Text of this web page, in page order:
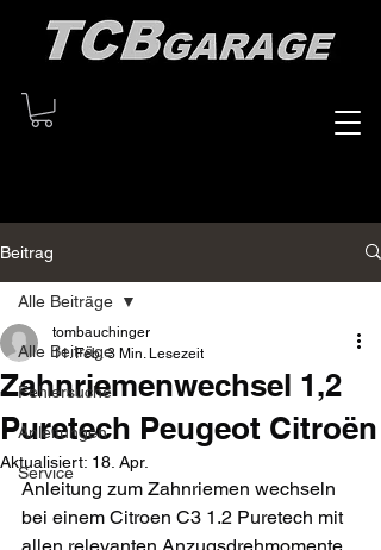
Beitrag
Alle Beiträge
Fehlersuche
Anleitungen
Service
Alle Beiträge
Zahnriemenwechsel 1,2
Puretech Peugeot Citroën
tombauchinger
11. Feb. 3 Min. Lesezeit
Aktualisiert: 18. Apr.
Anleitung zum Zahnriemen wechseln
bei einem Citroen C3 1.2 Puretech mit
allen relevanten Anzugsdrehmomente.